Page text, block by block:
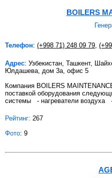
BOILERS
Телефон: (+998 71) 248 09 79
Адрес: Узбекистан, Ташкент,
Юлдашева, дом 3а, офис 5
Компания BOILERS
поставкой оборудования
системы - нагреватели воздуха -
Рейтинг: 267
Фото: 9